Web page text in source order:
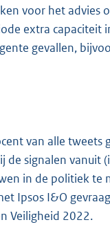
voor het advies
extra
gevallen,
van alle
de signalen
in de politiek
Ipsos I&O
Veiligheid 2022.